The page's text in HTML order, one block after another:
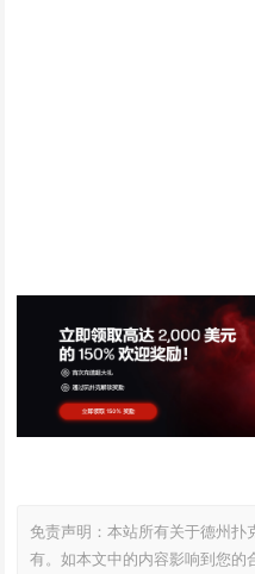
免责声明：本站所有关于德州
有。如本文中的内容影响到您的